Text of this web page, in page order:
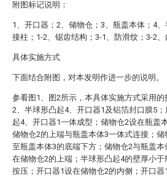
附图标记说明：
1、开口器；2、储物仓；3、瓶盖本体；4
接柱；1-2、锯齿结构；3-1、防滑纹；3-2、
具体实施方式
下面结合附图，对本发明作进一步的说明。
参看图1、图2所示，本具体实施方式采用
2、半球形凸起4、开口器1及铝箔封口膜5
起4、开口器1一体成型；储物仓2设在瓶盖
储物仓2的上端与瓶盖本体3一体式连接；
至瓶盖本体3的底端下方；储物仓2与瓶盖
在储物仓2的上端；半球形凸起4的壁厚小
按压；开口器1设在储物仓2的内侧；开口